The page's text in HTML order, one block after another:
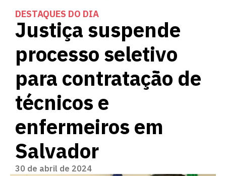
DESTAQUES DO DIA
Justiça suspende
processo seletivo
para contratação de
técnicos e
enfermeiros em
Salvador
30 de abril de 2024